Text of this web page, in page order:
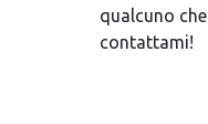
qualcuno
contattami!